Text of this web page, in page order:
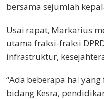
bersama sejumlah
Usai rapat, Markarius
utama fraksi-fraksi
infrastruktur,
“Ada beberapa hal
bidang Kesra,